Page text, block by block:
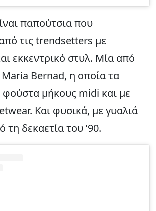
παπούτσια που
τις trendsetters με
εκκεντρικό στυλ. Μία από
Maria Bernad, η οποία τα
φούστα μήκους midi και με
Και φυσικά, με γυαλιά
τη δεκαετία του ’90.